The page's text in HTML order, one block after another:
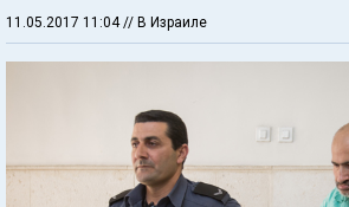
11.05.2017 11:04// В Израиле